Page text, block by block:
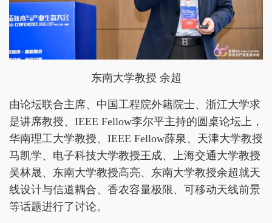
东南大学教授 余超
由论坛联合主席、中国工程院外籍院士、浙江大学求
是讲席教授、IEEE Fellow李尔平主持的圆桌论坛上，
华南理工大学教授、IEEE Fellow薛泉、天津大学教授
马凯学、电子科技大学教授王成、上海交通大学教授
吴林晟、东南大学教授高亮、东南大学教授余超就天
线设计与信道耦合、香农容量极限、可移动天线前景
等话题进行了讨论。